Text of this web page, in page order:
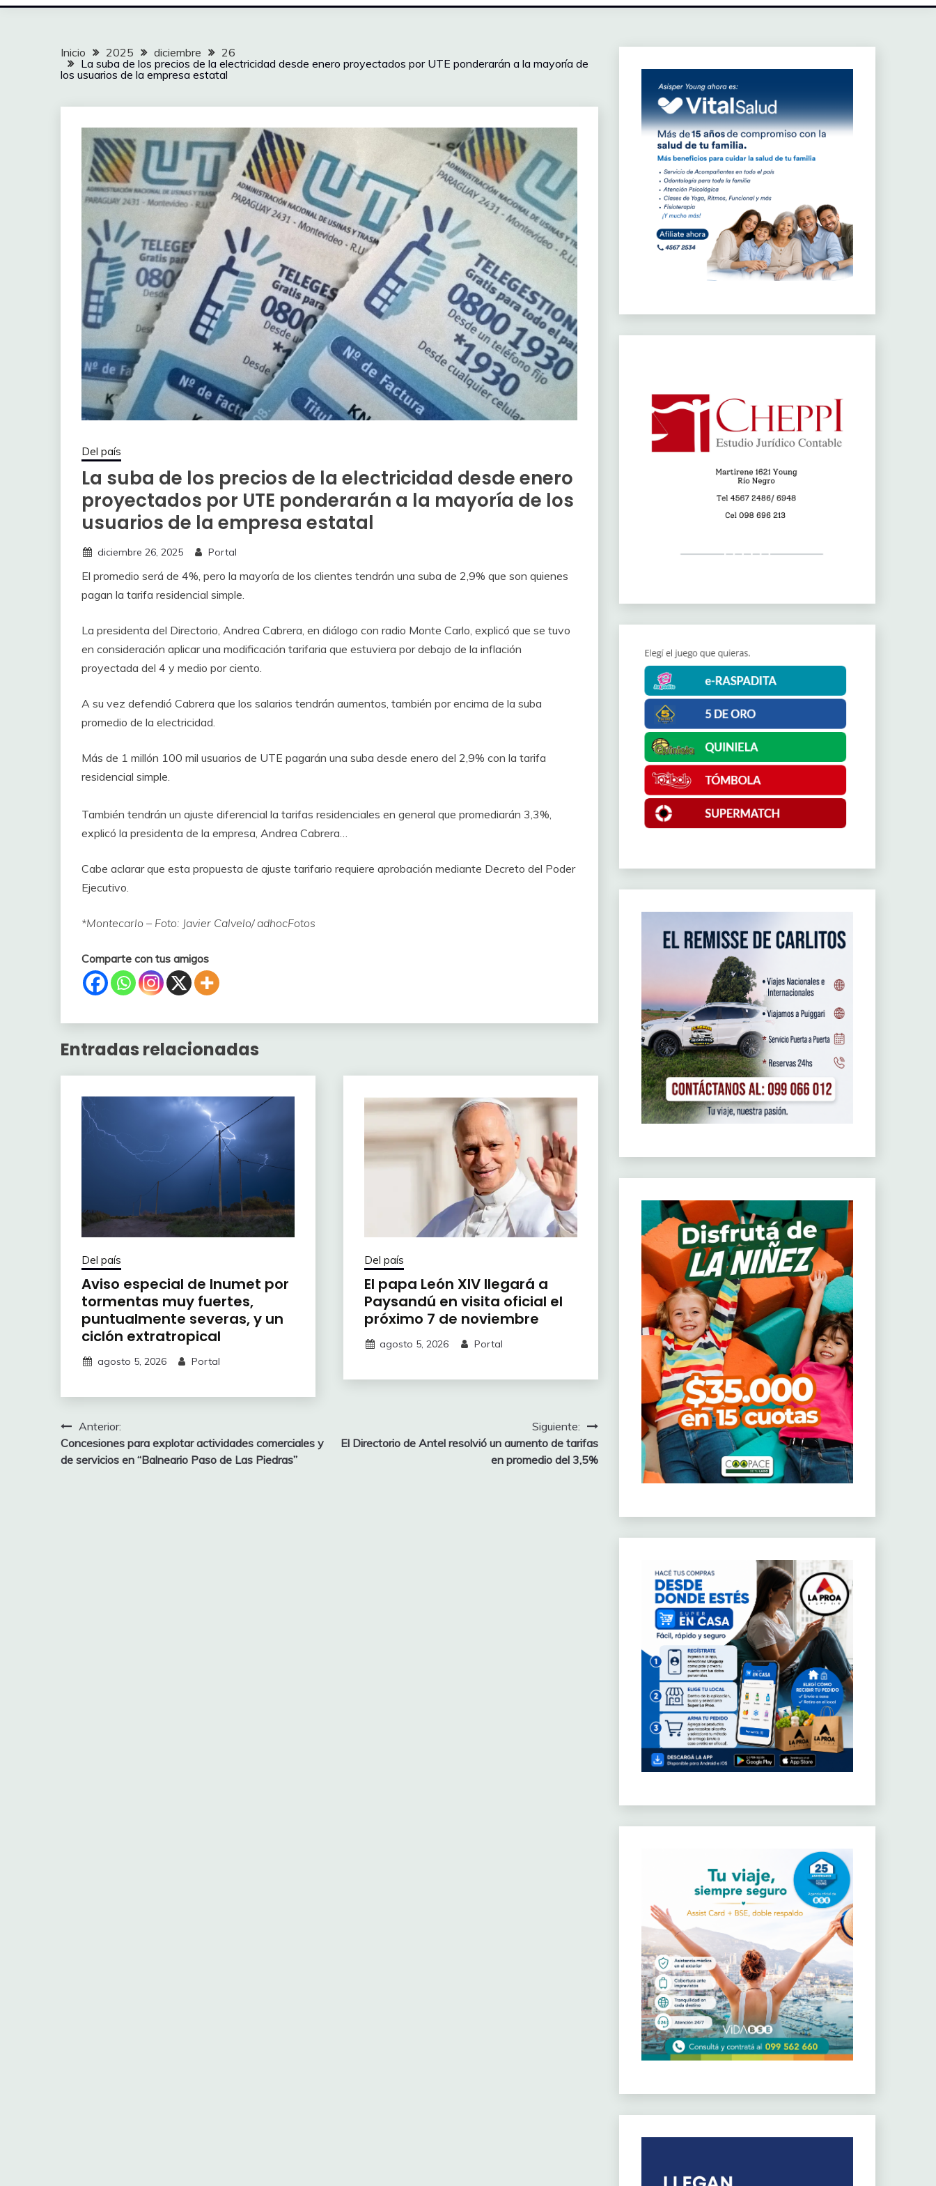
Inicio 2025 diciembre
26
La suba de los precios de la electricidad desde enero proyectados por UTE ponderarán a la mayoría de
los usuarios de la empresa estatal
Del país
La suba de los precios de la electricidad desde enero
proyectados por UTE ponderarán a la mayoría de los
usuarios de la empresa estatal
diciembre 26, 2025 Portal
El promedio será de 4%, pero la mayoría de los clientes tendrán una suba de 2,9% que son quienes
pagan la tarifa residencial simple.
La presidenta del Directorio, Andrea Cabrera, en diálogo con radio Monte Carlo, explicó que se tuvo
en consideración aplicar una modificación tarifaria que estuviera por debajo de la inflación
proyectada del 4 y medio por ciento.
A su vez defendió Cabrera que los salarios tendrán aumentos, también por encima de la suba
promedio de la electricidad.
Más de 1 millón 100 mil usuarios de UTE pagarán una suba desde enero del 2,9% con la tarifa
residencial simple.
También tendrán un ajuste diferencial la tarifas residenciales en general que promediarán 3,3%,
explicó la presidenta de la empresa, Andrea Cabrera…
Cabe aclarar que esta propuesta de ajuste tarifario requiere aprobación mediante Decreto del Poder
Ejecutivo.
*Montecarlo – Foto: Javier Calvelo/ adhocFotos
Comparte con tus amigos
Entradas relacionadas
Del país
Aviso especial de Inumet por
tormentas muy fuertes,
puntualmente severas, y un
ciclón extratropical
agosto 5, 2026 Portal
Del país
El papa León XIV llegará a
Paysandú en visita oficial el
próximo 7 de noviembre
agosto 5, 2026 Portal
Navegación
de
Anterior:
Concesiones para explotar actividades comerciales y
de servicios en “Balneario Paso de Las Piedras”
Siguiente:
El Directorio de Antel resolvió un aumento de tarifas
en promedio del 3,5%